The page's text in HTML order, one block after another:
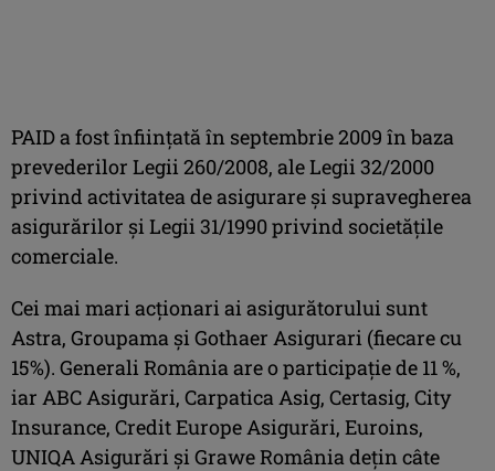
PAID a fost înfiinţată în septembrie 2009 în baza
prevederilor Legii 260/2008, ale Legii 32/2000
privind activitatea de asigurare şi supravegherea
asigurărilor şi Legii 31/1990 privind societăţile
comerciale.
Cei mai mari acţionari ai asigurătorului sunt
Astra, Groupama şi Gothaer Asigurari (fiecare cu
15%). Generali România are o participaţie de 11 %,
iar ABC Asigurări, Carpatica Asig, Certasig, City
Insurance, Credit Europe Asigurări, Euroins,
UNIQA Asigurări şi Grawe România deţin câte